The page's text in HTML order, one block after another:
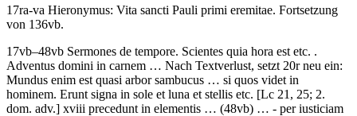
17ra-va Hieronymus: Vita sancti Pauli primi eremitae. Fortsetzung
von 136vb.
17vb–48vb Sermones de tempore. Scientes quia hora est etc. .
Adventus domini in carnem … Nach Textverlust, setzt 20r neu ein:
Mundus enim est quasi arbor sambucus … si quos videt in
hominem. Erunt signa in sole et luna et stellis etc. [Lc 21, 25; 2.
dom. adv.] xviii precedunt in elementis … (48vb) … - per iusticiam